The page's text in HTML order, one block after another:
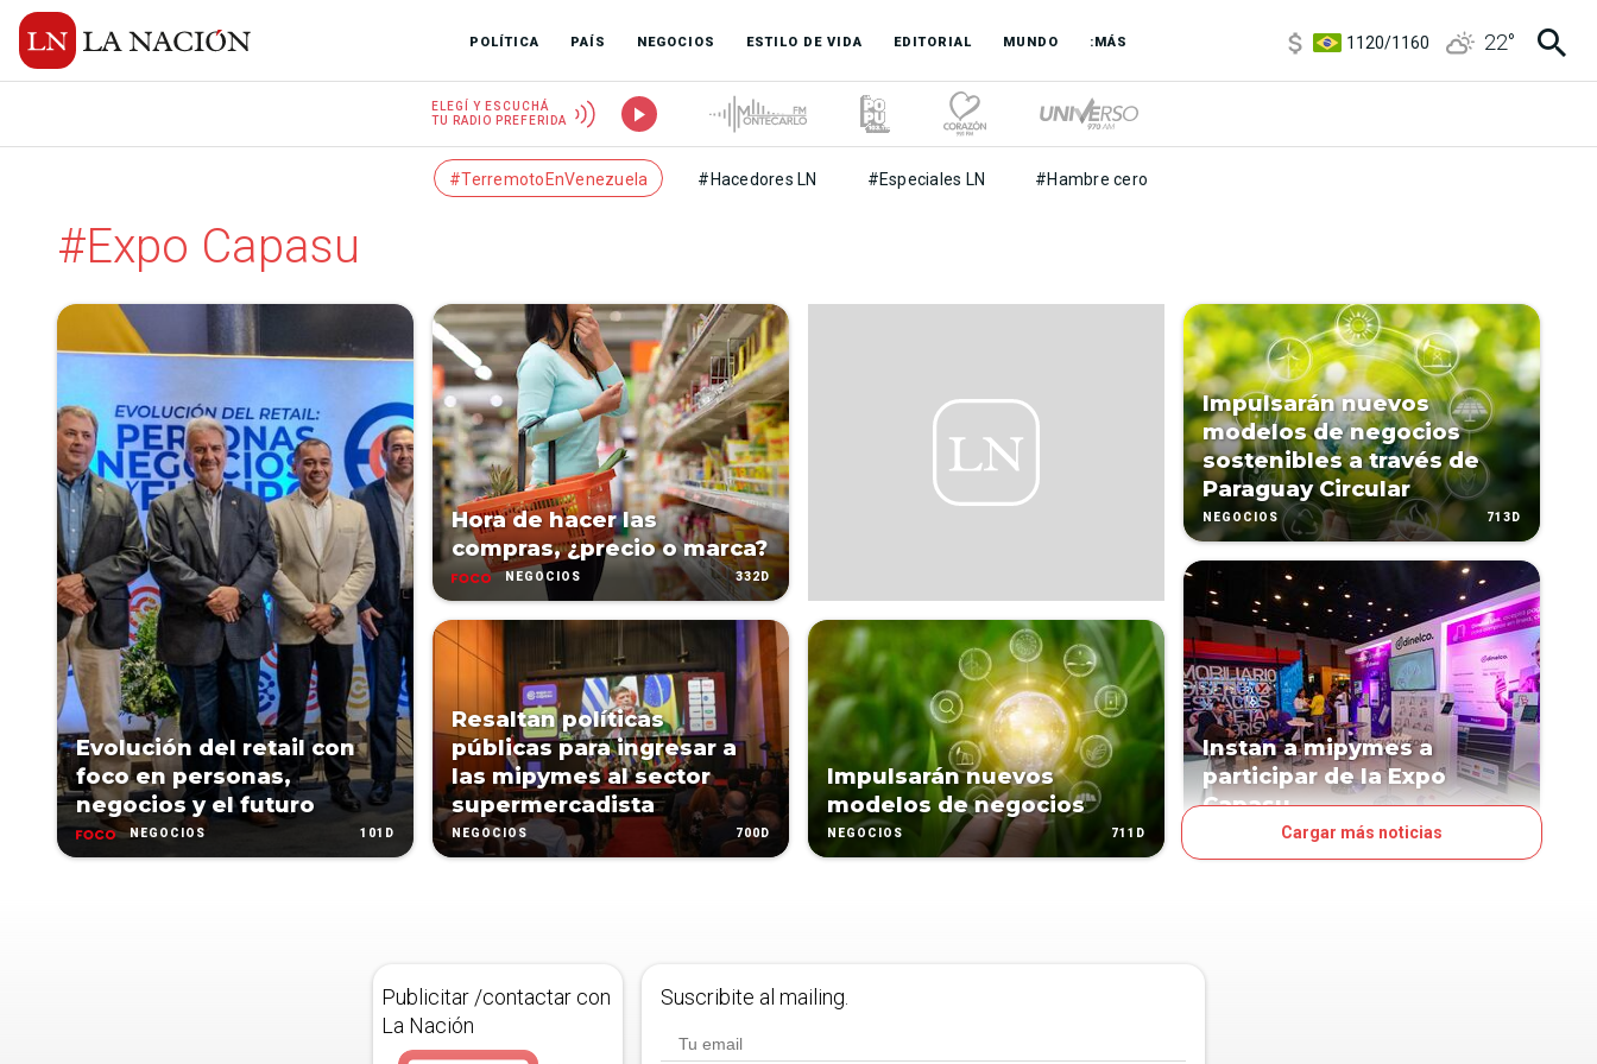
POLÍTICA PAÍS NEGOCIOS ESTILO DE VIDA EDITORIAL MUNDO :MÁS
1120/1160
22°
ELEGÍ Y ESCUCHÁ
TU RADIO PREFERIDA
#TerremotoEnVenezuela #Hacedores LN #Especiales LN #Hambre cero
#Expo Capasu
Evolución del retail con
foco en personas,
negocios y el futuro
NEGOCIOS 101D
Hora de hacer las
compras, ¿precio o marca?
NEGOCIOS 332D
Resaltan políticas
públicas para ingresar a
las mipymes al sector
supermercadista
NEGOCIOS 700D
Impulsarán nuevos
modelos de negocios
NEGOCIOS 711D
Impulsarán nuevos
modelos de negocios
sostenibles a través de
Paraguay Circular
NEGOCIOS 713D
Instan a mipymes a
participar de la Expo
Capasu
Cargar más noticias
Publicitar /contactar con
La Nación
Suscribite al mailing.